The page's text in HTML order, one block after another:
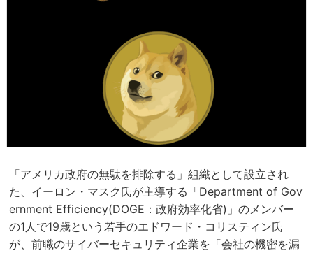
「アメリカ政府の無駄を排除する」組織として設立され
た、イーロン・マスク氏が主導する「Department of Gov
ernment Efficiency(DOGE：政府効率化省)」のメンバー
の1人で19歳という若手のエドワード・コリスティン氏
が、前職のサイバーセキュリティ企業を「会社の機密を漏